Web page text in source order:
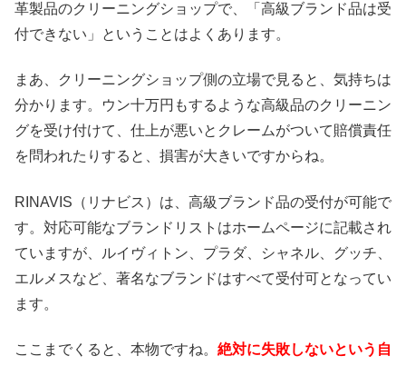
革製品のクリーニングショップで、「高級ブランド品は受
付できない」ということはよくあります。
まあ、クリーニングショップ側の立場で見ると、気持ちは
分かります。ウン十万円もするような高級品のクリーニン
グを受け付けて、仕上が悪いとクレームがついて賠償責任
を問われたりすると、損害が大きいですからね。
RINAVIS（リナビス）は、高級ブランド品の受付が可能で
す。対応可能なブランドリストはホームページに記載され
ていますが、ルイヴィトン、プラダ、シャネル、グッチ、
エルメスなど、著名なブランドはすべて受付可となってい
ます。
ここまでくると、本物ですね。 絶対に失敗しないという自